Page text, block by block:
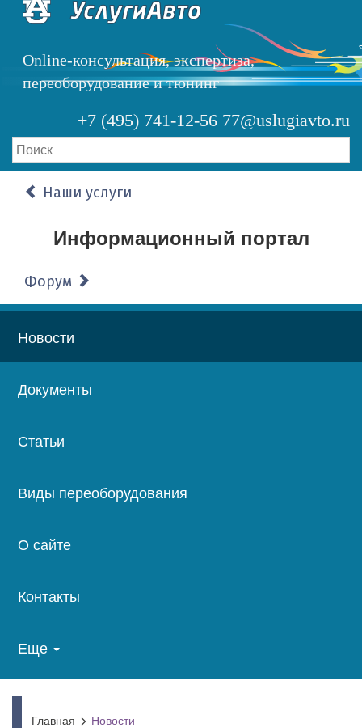
Перейти
содержанию
Online-консультация, экспертиза,
переоборудование и тюнинг
+7 (495) 741-12-56 77@uslugiavto.ru
Наши услуги
Информационный портал
Форум
Основная
навигация
Новости
Документы
Статьи
Виды переоборудования
О сайте
Контакты
Еще
Главная Новости